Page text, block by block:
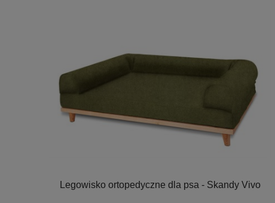
Legowisko ortopedyczne dla psa - Skandy Vivo